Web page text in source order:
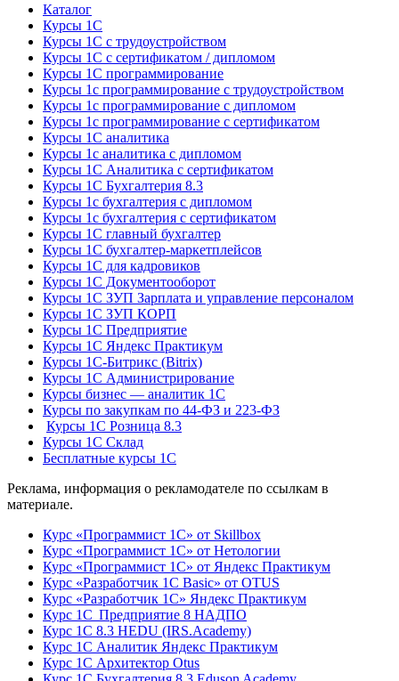
Каталог
Курсы 1С
Курсы 1С с трудоустройством
Курсы 1С с сертификатом / дипломом
Курсы 1С программирование
Курсы 1с программирование с трудоустройством
Курсы 1с программирование с дипломом
Курсы 1с программирование с сертификатом
Курсы 1С аналитика
Курсы 1с аналитика с дипломом
Курсы 1С Аналитика с сертификатом
Курсы 1С Бухгалтерия 8.3
Курсы 1с бухгалтерия с дипломом
Курсы 1с бухгалтерия с сертификатом
Курсы 1С главный бухгалтер
Курсы 1С бухгалтер-маркетплейсов
Курсы 1С для кадровиков
Курсы 1С Документооборот
Курсы 1С ЗУП Зарплата и управление персоналом
Курсы 1С ЗУП КОРП
Курсы 1С Предприятие
Курсы 1С Яндекс Практикум
Курсы 1С-Битрикс (Bitrix)
Курсы 1С Администрирование
Курсы бизнес — аналитик 1С
Курсы по закупкам по 44‑ФЗ и 223‑ФЗ
Курсы 1С Розница 8.3
Курсы 1С Склад
Бесплатные курсы 1С
Реклама, информация о рекламодателе по ссылкам в
материале.
Курс «Программист 1С» от Skillbox
Курс «Программист 1С» от Нетологии
Курс «Программист 1С» от Яндекс Практикум
Курс «Разработчик 1С Basic» от OTUS
Курс «Разработчик 1С» Яндекс Практикум
Курс 1С Предприятие 8 НАДПО
Курс 1С 8.3 HEDU (IRS.Academy)
Курс 1С Аналитик Яндекс Практикум
Курс 1С Архитектор Otus